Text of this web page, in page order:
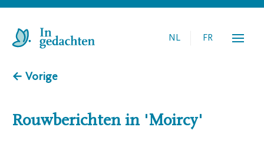
NL FR
← Vorige
Rouwberichten in 'Moircy'